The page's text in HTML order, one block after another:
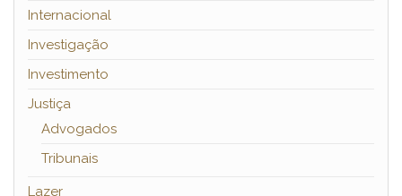
Internacional
Investigação
Investimento
Justiça
Advogados
Tribunais
Lazer